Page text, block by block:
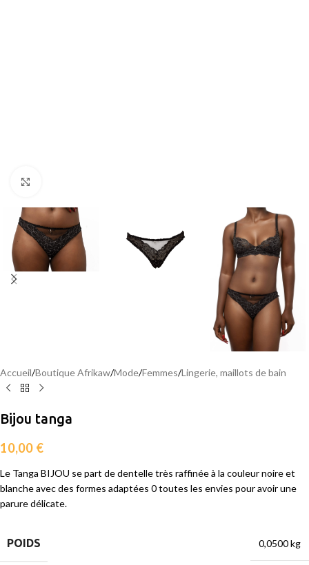
Accueil/Boutique Afrikaw/Mode/Femmes/Lingerie, maillots de bain
Bijou tanga
10,00 €
Le Tanga BIJOU se part de dentelle très raffinée à la couleur noire et
blanche avec des formes adaptées 0 toutes les envies pour avoir une
parure délicate.
POIDS 0,0500 kg